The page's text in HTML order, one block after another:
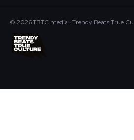
© 2026 TBTC media · Trendy Beats True